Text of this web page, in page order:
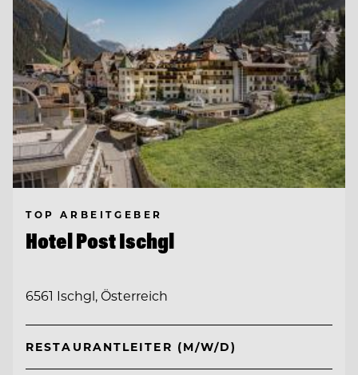
TOP ARBEITGEBER
Hotel Post Ischgl
6561 Ischgl, Österreich
RESTAURANTLEITER (M/W/D)